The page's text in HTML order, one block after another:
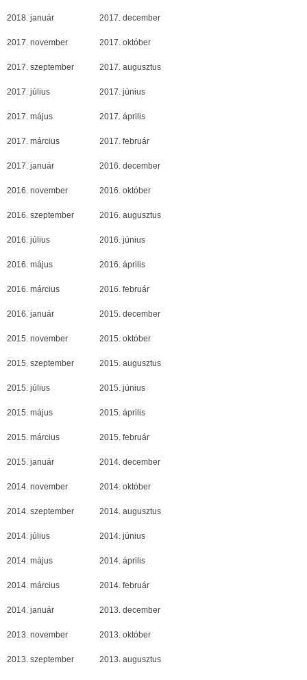
2018. január 2017. december
2017. november 2017. október
2017. szeptember 2017. augusztus
2017. július 2017. június
2017. május 2017. április
2017. március 2017. február
2017. január 2016. december
2016. november 2016. október
2016. szeptember 2016. augusztus
2016. július 2016. június
2016. május 2016. április
2016. március 2016. február
2016. január 2015. december
2015. november 2015. október
2015. szeptember 2015. augusztus
2015. július 2015. június
2015. május 2015. április
2015. március 2015. február
2015. január 2014. december
2014. november 2014. október
2014. szeptember 2014. augusztus
2014. július 2014. június
2014. május 2014. április
2014. március 2014. február
2014. január 2013. december
2013. november 2013. október
2013. szeptember 2013. augusztus